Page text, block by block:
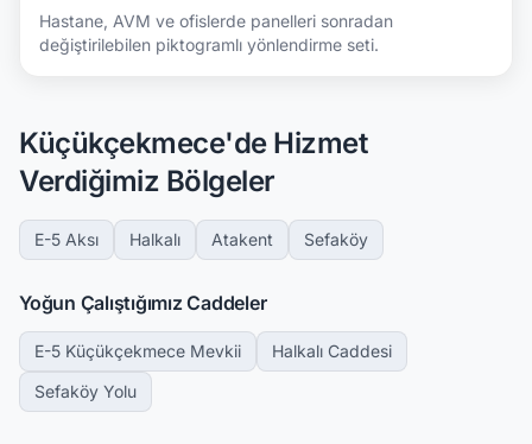
Hastane, AVM ve ofislerde panelleri sonradan
değiştirilebilen piktogramlı yönlendirme seti.
Küçükçekmece'de Hizmet
Verdiğimiz Bölgeler
E-5 Aksı Halkalı Atakent Sefaköy
Yoğun Çalıştığımız Caddeler
E-5 Küçükçekmece Mevkii
Halkalı Caddesi
Sefaköy Yolu